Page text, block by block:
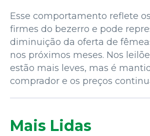
Esse comportamento reflete
firmes do bezerro e pode
diminuição da oferta de
nos próximos meses. Nos
estão mais leves, mas é
comprador e os preços
Mais Lidas